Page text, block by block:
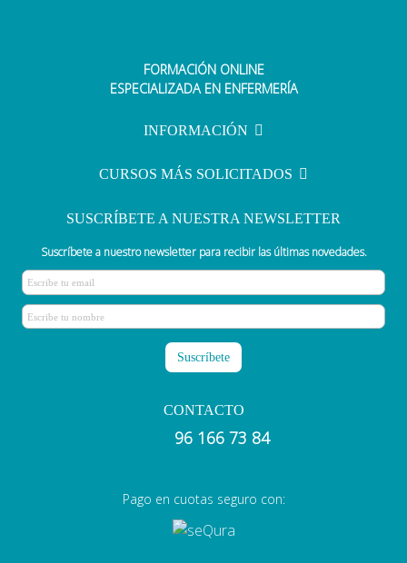
Aprueban una oferta de empleo
15.000 plazas
FORMACIÓN ONLINE
ESPECIALIZADA EN ENFERMERÍA
INFORMACIÓN
CURSOS MÁS SOLICITADOS
SUSCRÍBETE A NUESTRA NEWSLETTER
Suscríbete a nuestro newsletter para recibir las últimas novedades.
CONTACTO
96 166 73 84
Pago en cuotas seguro con: